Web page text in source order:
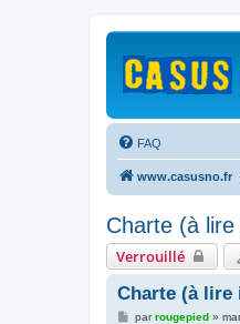
FAQ
www.casusno.fr
Charte (à
Verrouillé
Charte (à lire
Mparrougepied»